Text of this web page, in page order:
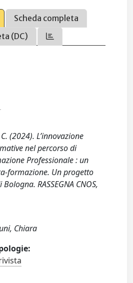
Scheda completa
(DC)
(2024). L’innovazione
nel percorso di
Professionale : un
formazione. Un progetto
RASSEGNA CNOS,
Chiara